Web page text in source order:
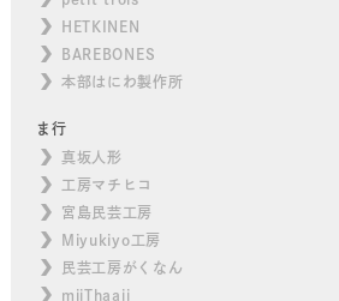
HETKINEN
BAREBONES
本部はにわ製作所
ま行
真坂人形
工房マチヒコ
宮島民芸工房
Miyukiyo工房
民芸工房がくなん
miiThaaii